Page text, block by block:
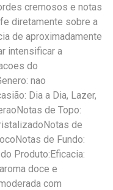
cremosos e notas
diretamente sobre a
de aproximadamente
intensificar a
do
nao
Dia a Dia, Lazer,
de Topo:
de
de Fundo:
Produto:Eficacia:
doce e
com